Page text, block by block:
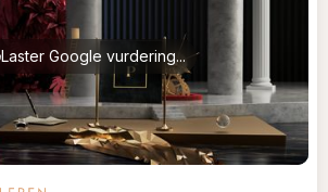
Laster Google vurdering...